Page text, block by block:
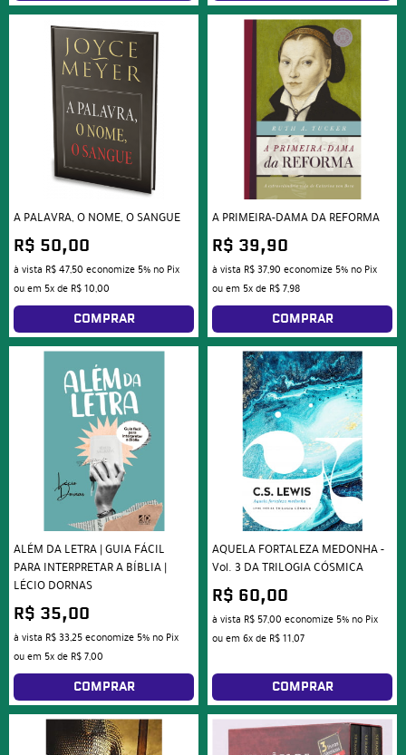
A PALAVRA, O NOME, O SANGUE
R$ 50,00
à vista R$ 47,50 economize 5% no Pix
ou em 5xde R$ 10,00
COMPRAR
A PRIMEIRA-DAMA DA REFORMA
R$ 39,90
à vista R$ 37,90 economize 5% no Pix
ou em 5xde R$ 7,98
COMPRAR
ALÉM DA LETRA | GUIA FÁCIL
PARA INTERPRETAR A BÍBLIA |
LÉCIO DORNAS
R$ 35,00
à vista R$ 33,25economize 5% no Pix
ou em 5xde R$ 7,00
COMPRAR
AQUELA FORTALEZA MEDONHA -
Vol. 3 DA TRILOGIA CÓSMICA
R$ 60,00
à vista R$ 57,00 economize 5% no Pix
ou em 6xde R$ 11,07
COMPRAR